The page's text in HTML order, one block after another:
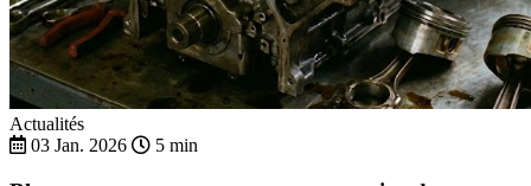
Actualités
03 Jan. 2026
5 min